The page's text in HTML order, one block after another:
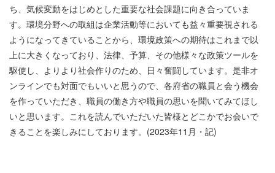
ち、気候変動をはじめとした重要な社会課題に向き合っていま
す。環境分野への取組は企業活動等においても益々重要視される
ようになってきていることから、環境政策への期待はこれまで以
上に大きくなっており、法律、予算、その他様々な政策ツールを
駆使し、よりより社会作りのため、日々奮闘しています。是非オ
ンラインでも対面でもいいと思うので、各府省の職員と会う機会
を作っていただき、職員の働き方や職員の思いを聞いてみてほし
いと思います。これを読んでいただいた皆様とどこかでお会いで
きることを楽しみにしております。(2023年11月・記)